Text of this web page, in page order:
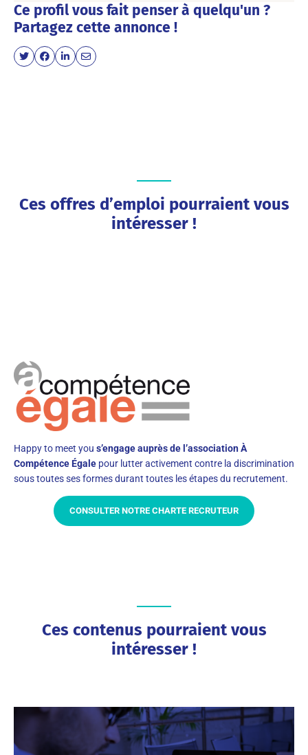
Ce profil vous fait penser à quelqu'un ?
Partagez cette annonce !
Ces offres d’emploi pourraient vous
intéresser !
Happy to meet you s’engage auprès de l’association À
Compétence Égale pour lutter activement contre la discrimination
sous toutes ses formes durant toutes les étapes du recrutement.
CONSULTER NOTRE CHARTE RECRUTEUR
Ces contenus pourraient vous
intéresser !